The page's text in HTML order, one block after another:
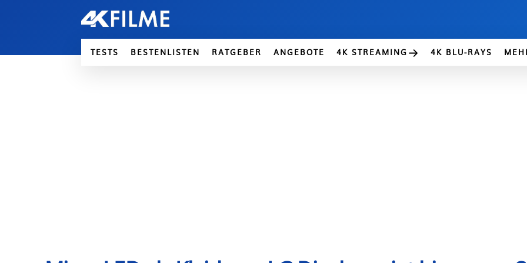
TESTS BESTENLISTEN RATGEBER ANGEBOTE 4K STREAMING 4K BLU-RAYS